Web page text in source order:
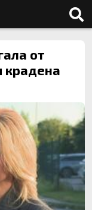
от
крадена